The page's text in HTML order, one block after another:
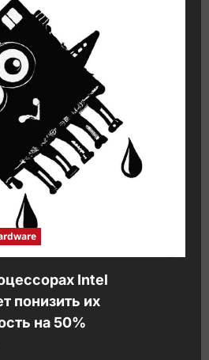
Intel
понизить их
на 50%